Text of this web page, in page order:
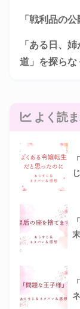
「戦利品の
「ある日、
道」を探らな
よく読